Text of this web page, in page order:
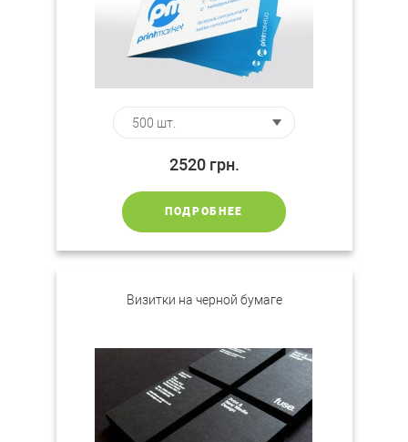
2520 грн.
ПОДРОБНЕЕ
Визитки на черной бумаге